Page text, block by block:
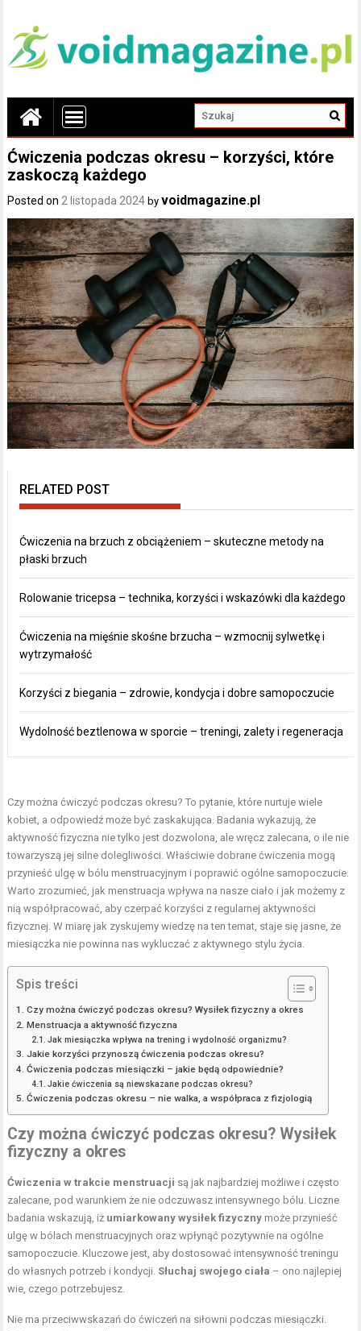
Ćwiczenia podczas okresu – korzyści, które
zaskoczą każdego
Posted on 2 listopada 2024 byvoidmagazine.pl
RELATED POST
Ćwiczenia na brzuch z obciążeniem – skuteczne metody na
płaski brzuch
Rolowanie tricepsa – technika, korzyści i wskazówki dla każdego
Ćwiczenia na mięśnie skośne brzucha – wzmocnij sylwetkę i
wytrzymałość
Korzyści z biegania – zdrowie, kondycja i dobre samopoczucie
Wydolność beztlenowa w sporcie – treningi, zalety i regeneracja
Czy można ćwiczyć podczas okresu? To pytanie, które nurtuje wiele
kobiet, a odpowiedź może być zaskakująca. Badania wykazują, że
aktywność fizyczna nie tylko jest dozwolona, ale wręcz zalecana, o ile nie
towarzyszą jej silne dolegliwości. Właściwie dobrane ćwiczenia mogą
przynieść ulgę w bólu menstruacyjnym i poprawić ogólne samopoczucie.
Warto zrozumieć, jak menstruacja wpływa na nasze ciało i jak możemy z
nią współpracować, aby czerpać korzyści z regularnej aktywności
fizycznej. W miarę jak zyskujemy wiedzę na ten temat, staje się jasne, że
miesiączka nie powinna nas wykluczać z aktywnego stylu życia.
Spis treści
Czy można ćwiczyć podczas okresu? Wysiłek fizyczny a okres
Menstruacja a aktywność fizyczna
Jak miesiączka wpływa na trening i wydolność organizmu?
Jakie korzyści przynoszą ćwiczenia podczas okresu?
Ćwiczenia podczas miesiączki – jakie będą odpowiednie?
Jakie ćwiczenia są niewskazane podczas okresu?
Ćwiczenia podczas okresu – nie walka, a współpraca z fizjologią
Czy można ćwiczyć podczas okresu? Wysiłek
fizyczny a okres
Ćwiczenia w trakcie menstruacji są jak najbardziej możliwe i często
zalecane, pod warunkiem że nie odczuwasz intensywnego bólu. Liczne
badania wskazują, iż umiarkowany wysiłek fizyczny może przynieść
ulgę w bólach menstruacyjnych oraz wpłynąć pozytywnie na ogólne
samopoczucie. Kluczowe jest, aby dostosować intensywność treningu
do własnych potrzeb i kondycji. Słuchaj swojego ciała – ono najlepiej
wie, czego potrzebujesz.
Nie ma przeciwwskazań do ćwiczeń na siłowni podczas miesiączki.